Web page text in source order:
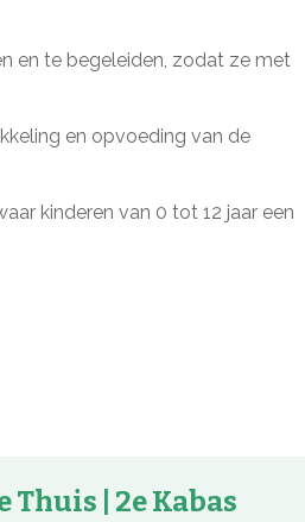
en te begeleiden, zodat ze met
en opvoeding van de
kinderen van 0 tot 12 jaar een
Thuis | 2e Kabas